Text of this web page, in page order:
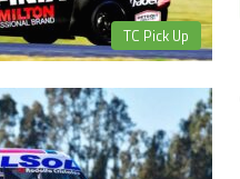
TC Pick Up